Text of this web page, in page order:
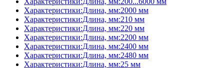
Характеристики:Длина, мм:2000 мм
Характеристики:Длина, мм:210 мм
Характеристики:Длина, мм:220 мм
Характеристики:Длина, мм:2200 мм
Характеристики:Длина, мм:2400 мм
Характеристики:Длина, мм:2480 мм
Характеристики:Длина, мм:25 мм